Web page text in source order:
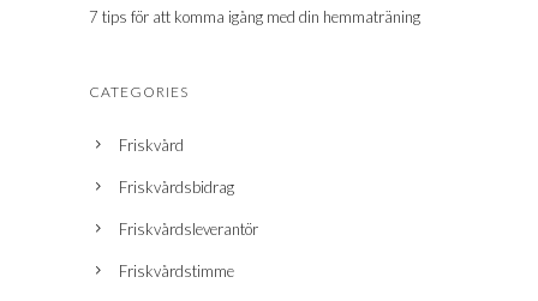
7 tips för att komma igång med din hemmaträning
CATEGORIES
Friskvård
Friskvårdsbidrag
Friskvårdsleverantör
Friskvårdstimme